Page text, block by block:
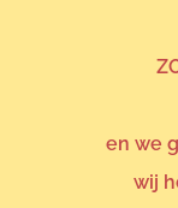
en we
wij
Assortiment